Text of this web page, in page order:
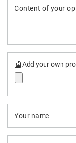
Content of your
Add your own
Your name